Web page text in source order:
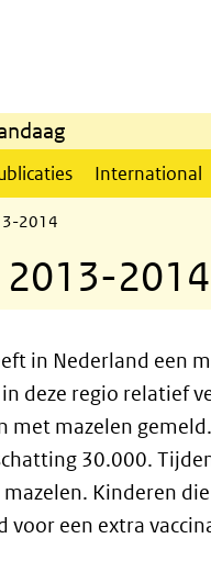
International
2014
2013-2014
in Nederland een
deze regio relatief
met mazelen
30.000.
. Kinderen
voor een extra